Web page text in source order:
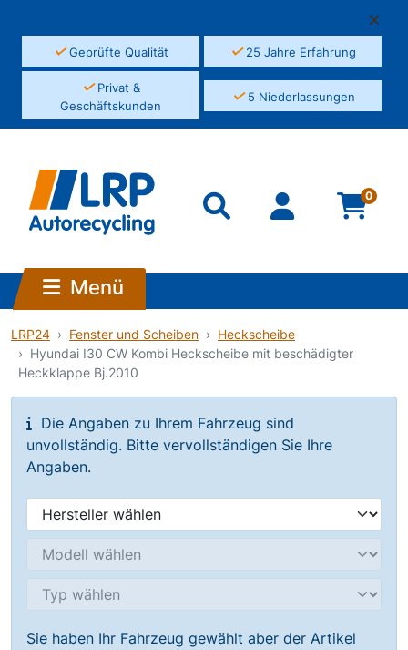
✓Geprüfte Qualität ✓25 Jahre Erfahrung
✓Privat &
Geschäftskunden
✓5 Niederlassungen
0
Menü
LRP24 Fenster und Scheiben
Heckscheibe
Hyundai I30 CW Kombi Heckscheibe mit beschädigter
Heckklappe Bj.2010
Die Angaben zu Ihrem Fahrzeug sind
unvollständig. Bitte vervollständigen Sie Ihre
Angaben.
Sie haben Ihr Fahrzeug gewählt aber der Artikel